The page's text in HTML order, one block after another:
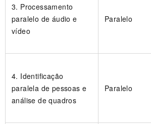
3. Processamento
paralelo de áudio e
vídeo
Paralelo
4. Identificação
paralela de pessoas e
análise de quadros
Paralelo